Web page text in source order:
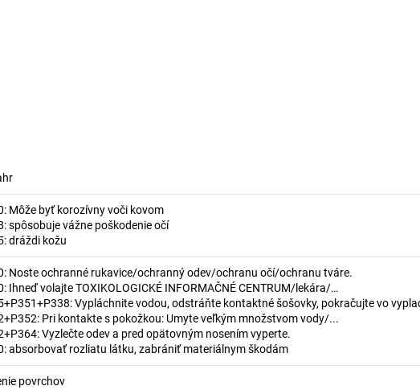
Môže byť korozívny voči kovom
spôsobuje vážne poškodenie očí
dráždi kožu
Noste ochranné rukavice/ochranný odev/ochranu očí/ochranu tváre.
Ihneď volajte TOXIKOLOGICKÉ INFORMAČNÉ CENTRUM/lekára/…
Vypláchnite vodou, odstráňte kontaktné šošovky, pokračujte vo
Pri kontakte s pokožkou: Umyte veľkým množstvom vody/...
Vyzlečte odev a pred opätovným nosením vyperte.
absorbovať rozliatu látku, zabrániť materiálnym škodám
povrchov